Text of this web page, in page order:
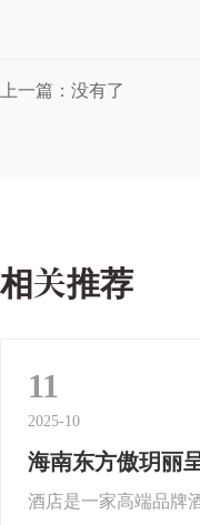
上一篇：没有了
相关推荐
11
2025-10
海南东方傲玥丽
酒店是一家高端品牌